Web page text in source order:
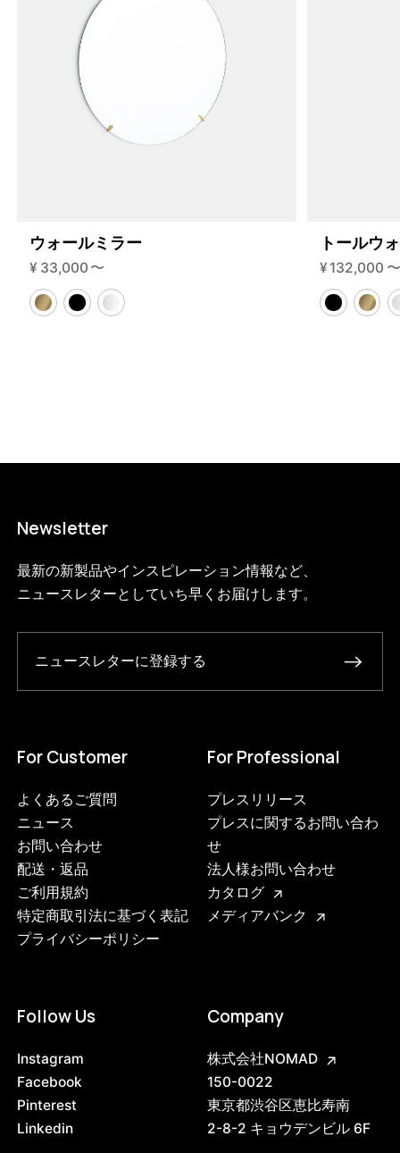
4459909546216 オーク/ステンレススチール NEW
ウォールミラー
¥ 33,000 〜
トールウ
¥ 132,000 〜
Newsletter
最新の新製品やインスピレーション情報など、
ニュースレターとしていち早くお届けします。
ニュースレターに登録する
For Customer
よくあるご質問
ニュース
お問い合わせ
配送・返品
ご利用規約
特定商取引法に基づく表記
プライバシーポリシー
For Professional
プレスリリース
プレスに関するお問い合わ
せ
法人様お問い合わせ
カタログ
メディアバンク
Follow Us
Instagram
Facebook
Pinterest
Linkedin
Company
株式会社NOMAD
150-0022
東京都渋谷区恵比寿南
2-8-2 キョウデンビル 6F